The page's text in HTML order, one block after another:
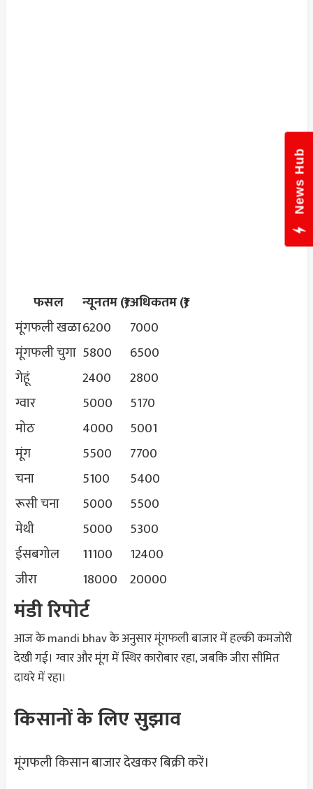
फसल न्यूनतम (₹)अधिकतम (₹)
मूंगफली खळा6200
7000
मूंगफली चुगा 5800
6500
गेहूं
2400
2800
ग्वार
5000
5170
मोठ
4000
5001
मूंग
5500
7700
चना
5100
5400
रूसी चना
5000
5500
मेथी
5000
5300
ईसबगोल
11100
12400
जीरा
18000 20000
मंडी रिपोर्ट
आज के mandi bhav के अनुसार मूंगफली बाजार में हल्की कमजोरी
देखी गई। ग्वार और मूंग में स्थिर कारोबार रहा, जबकि जीरा सीमित
दायरे में रहा।
किसानों के लिए सुझाव
मूंगफली किसान बाजार देखकर बिक्री करें।
News Hub